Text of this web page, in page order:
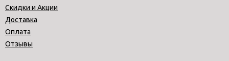
Скидки и Акции
Доставка
Оплата
Отзывы